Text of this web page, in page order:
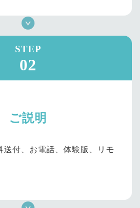
STEP
02
ご説明
送付、お電話、体験版、リモ